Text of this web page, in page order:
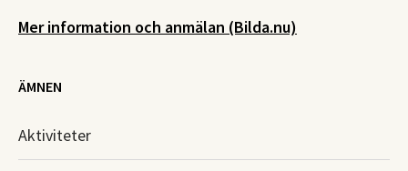
Mer information och anmälan (Bilda.nu)
ÄMNEN
Aktiviteter